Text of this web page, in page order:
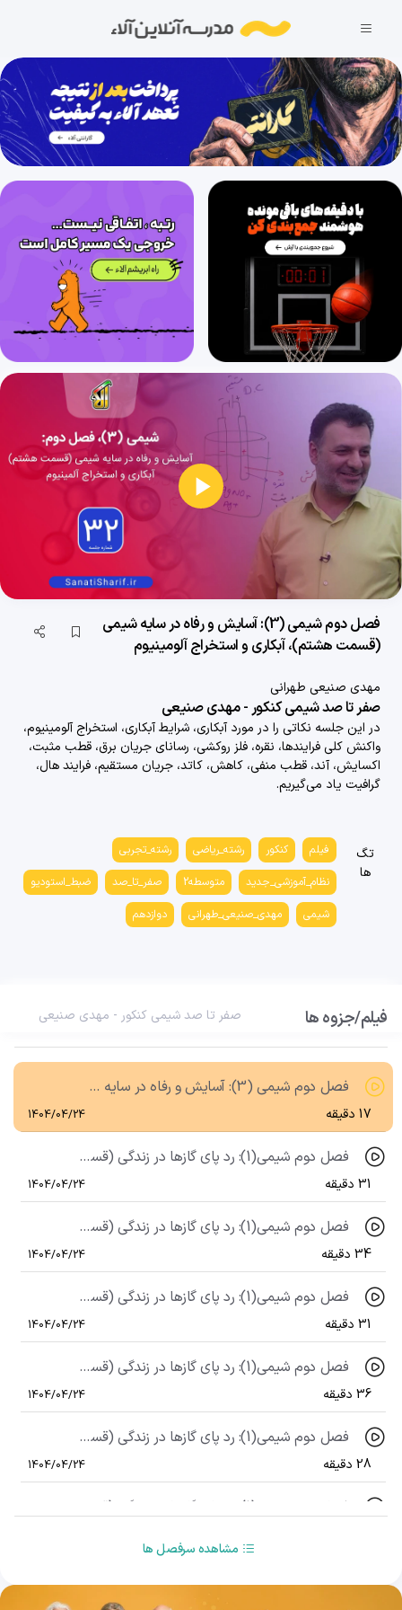
پخش
ویدیو
فصل دوم شیمی (3): آسایش و رفاه در سایه شیمی
(قسمت هشتم)، آبکاری و استخراج آلومینیوم
مهدی صنیعی طهرانی
صفر تا صد شیمی کنکور - مهدی صنیعی
در این جلسه نکاتی را در موردآبکاری، شرایط آبکاری، استخراج آلومینیوم،
واکنش کلی فرایندها، نقره، فلز روکشی، رسانای جریان برق، قطب مثبت،
اکسایش، آند، قطب منفی، کاهش، کاتد، جریان مستقیم، فرایند هال،
گرافیت یاد می‌گیریم.
تگ
ها
فیلم کنکور رشته_ریاضی
رشته_تجربی
نظام_آموزشی_جدید
متوسطه2 صفر_تا_صد
ضبط_استودیو
شیمی
مهدی_صنیعی_طهرانی دوازدهم
فیلم/جزوه ها صفر تا صد شیمی کنکور - مهدی صنیعی
26 دقیقه 1404/04/18
فصل اول شیمی(1): کیهان، زادگاه الفبای هستی (قسمت سوم)، نور و شناخت درون اتم
36 دقیقه 1404/04/18
فصل اول شیمی(1): کیهان زادگاه الفبای هستی (قسمت چهارم)، مدل کوانتومی اتم
34 دقیقه
فصل اول شیمی(1): کیهان زادگاه الفبای هستی (قسمت پنجم)، رفتار اتم، ترکیب یونی
33 دقیقه 1404/04/18
فصل اول شیمی(1): کیهان، زادگاه الفبای هستی (قسمت ششم)، حل مثال از ترکیب یونی و مقدمه پیوند کوالانسی
1404/04/18
فصل اول شیمی(1): کیهان زادگاه الفبای هستی (قسمت قسمت هفتم)، ساختار لوئیس (قسمت اول)
26 دقیقه 1404/04/18
فصل اول شیمی(1): کیهان، زادگاه الفبای هستی (قسمت نهم)، ساختار لوئیس (قسمت دوم): ساختار لوئیس یون ها، پیوند داتیو
28 دقیقه 1404/04/18
فصل اول شیمی(1): کیهان، زادگاه الفبای هستی(قسمت دهم) ساختار لوئیس (قسمت سوم): استثنائات ساختار لوئیس
24 دقیقه 1404/04/18
فصل دوم شیمی(3): آسایش و رفاه در سایه شیمی (قسمت اول)، مفهوم اکسایش و کاهش
29 دقیقه 1404/04/18
31 دقیقه
فصل دوم شیمی (3): آسایش و رفاه در سایه شیمی (قسمت سوم)، رقابت فلزها
32 دقیقه 1404/04/24
فصل دوم شیمی (3): آسایش و رفاه در سایه شیمی (قسمت پنجم)، سلول سوختی
فصل دوم شیمی (3): آسایش و رفاه در سایه شیمی (قسمت هفتم)، خوردگی آهن و راه های جلوگیری از آن
19 دقیقه 1404/04/24
فصل دوم شیمی (3): آسایش و رفاه در سایه شیمی (قسمت هشتم)، آبکاری و استخراج آلومینیوم
17 دقیقه 1404/04/24
فصل دوم شیمی(1): رد پای گازها در زندگی (قسمت اول)، هواکُره و لایه های آن
31 دقیقه 1404/04/24
فصل دوم شیمی(1): رد پای گازها در زندگی (قسمت دوم)، اجزای هواکُره
34 دقیقه 1404/04/24
فصل دوم شیمی(1): رد پای گازها در زندگی (قسمت اول)، نوشتن واکنش شیمیایی (قسمت اول): سوختن، ترکیب
31 دقیقه 1404/04/24
فصل دوم شیمی(1): رد پای گازها در زندگی (قسمت چهارم) نوشتن واکنش شیمیایی (قسمت دوم): تجزیه و ...
36 دقیقه 1404/04/24
فصل دوم شیمی(1): رد پای گازها در زندگی (قسمت پنجم)، موازنه به روش وارسی
28 دقیقه 1404/04/24
1404/04/24
مشاهده سرفصل ها